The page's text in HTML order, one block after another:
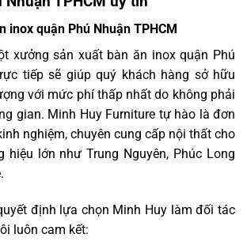
inox quận Phú Nhuận TPHCM
xưởng sản xuất bàn ăn inox quận Phú
tiếp sẽ giúp quý khách hàng sở hữu
với mức phí thấp nhất do không phải
gian. Minh Huy Furniture tự hào là đơn
nghiệm, chuyên cung cấp nội thất cho
hiệu lớn như Trung Nguyên, Phúc Long
định lựa chọn Minh Huy làm đối tác
luôn cam kết: